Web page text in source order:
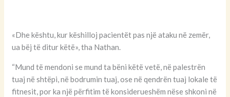
«Dhe kështu, kur këshilloj pacientët pas një ataku në zemër,
ua bëj të ditur këtë», tha Nathan.
“Mund të mendoni se mund ta bëni këtë vetë, në palestrën
tuaj në shtëpi, në bodrumin tuaj, ose në qendrën tuaj lokale të
fitnesit, por ka një përfitim të konsiderueshëm nëse shkoni në